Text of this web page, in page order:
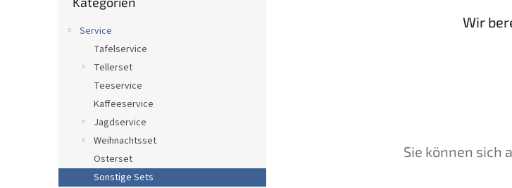
Service
Tafelservice
Tellerset
Teeservice
Kaffeeservice
Jagdservice
Weihnachtsset
Osterset
Sonstige Sets
Wir
Sie können sich